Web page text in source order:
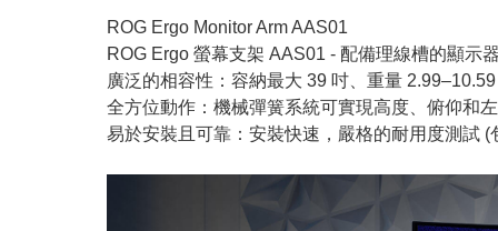
ROG Ergo Monitor Arm AAS01
ROG Ergo 螢幕支架 AAS01 - 配備理線槽的顯示
廣泛的相容性：容納最大 39 吋、重量
全方位動作：機械彈簧系統可實現高度、俯仰和
易於安裝且可靠：安裝快速，嚴格的耐用度測試